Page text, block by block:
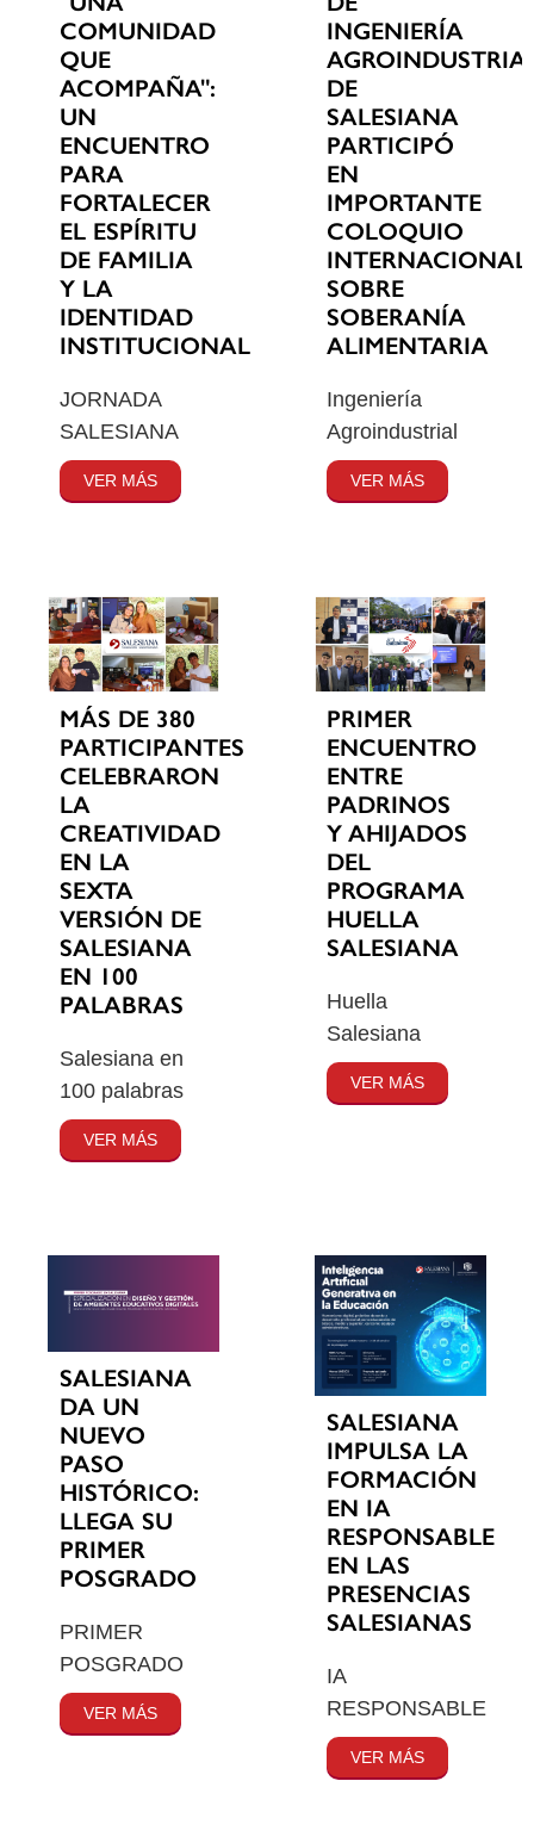
COMUNIDAD
QUE
ACOMPAÑA":
UN
ENCUENTRO
PARA
FORTALECER
EL ESPÍRITU
DE FAMILIA
Y LA
IDENTIDAD
INSTITUCIONAL
JORNADA
SALESIANA
VER MÁS
INGENIERÍA
DE
SALESIANA
PARTICIPÓ
EN
IMPORTANTE
COLOQUIO
INTERNACIONAL
SOBRE
SOBERANÍA
ALIMENTARIA
Ingeniería
Agroindustrial
VER MÁS
MÁS DE 380
PARTICIPANTES
CELEBRARON
LA
CREATIVIDAD
EN LA
SEXTA
VERSIÓN DE
SALESIANA
EN 100
PALABRAS
Salesiana en
100 palabras
VER MÁS
PRIMER
ENCUENTRO
ENTRE
PADRINOS
Y AHIJADOS
DEL
PROGRAMA
HUELLA
SALESIANA
Huella
Salesiana
VER MÁS
SALESIANA
DA UN
NUEVO
PASO
HISTÓRICO:
LLEGA SU
PRIMER
POSGRADO
PRIMER
POSGRADO
VER MÁS
SALESIANA
IMPULSA LA
FORMACIÓN
EN IA
RESPONSABLE
EN LAS
PRESENCIAS
SALESIANAS
IA
RESPONSABLE
VER MÁS